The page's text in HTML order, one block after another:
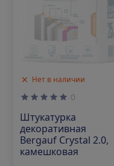
Нет в наличии
0
Штукатурка
декоративная
Bergauf Crystal 2.0,
камешковая